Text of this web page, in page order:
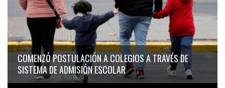
COMENZÓ POSTULACIÓN A COLEGIOS A TRAVÉS DE
SISTEMA DE ADMISIÓN ESCOLAR